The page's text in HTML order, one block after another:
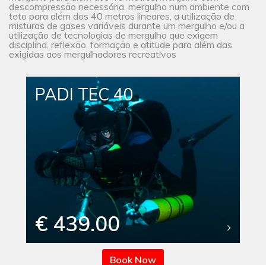
descompressão necessária, mergulho num ambiente com
teto para além dos 40 metros lineares, a utilização de
misturas de gases variáveis durante um mergulho e/ou a
utilização de tecnologias de mergulho que exigem
disciplina, reflexão, formação e atitude para além das
exigidas aos mergulhadores recreativos
PADI TEC 40
€ 439.00
Book Now